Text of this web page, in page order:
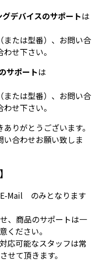
デバイスのサポートは
または型番）、お問い合
せ下さい。
サポートは
または型番）、お問い合
せ下さい。
りがとうございます。
合わせお願い致しま
Mail のみとなります
、商品のサポートは一
ください。
応可能なスタッフは常
せて頂きます。